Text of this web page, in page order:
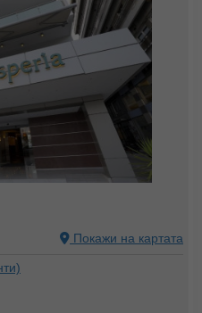
Покажи на картата